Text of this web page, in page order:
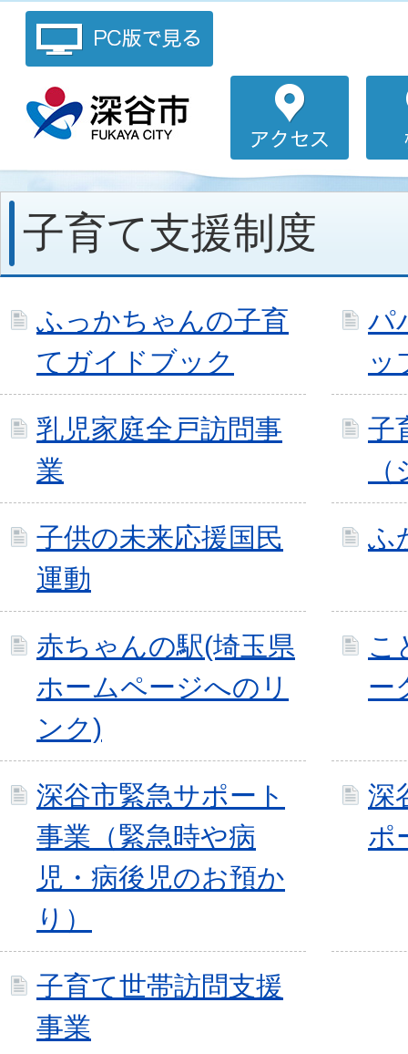
子育て支援制度
ふっかちゃんの子育
てガイドブック
パ
ッ
乳児家庭全戸訪問事
業
子
子供の未来応援国民
運動
ふ
赤ちゃんの駅(埼玉県
ホームページへのリ
ンク)
こ
ー
深谷市緊急サポート
事業（緊急時や病
児・病後児のお預か
り）
深
ポ
子育て世帯訪問支援
事業